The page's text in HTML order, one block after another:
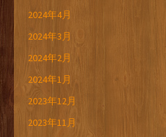
2024年4月
2024年3月
2024年2月
2024年1月
2023年12月
2023年11月